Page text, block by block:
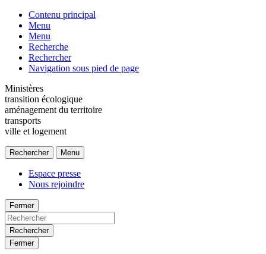
Contenu principal
Menu
Menu
Recherche
Rechercher
Navigation sous pied de page
Ministères
transition écologique
aménagement du territoire
transports
ville et logement
Rechercher Menu
Espace presse
Nous rejoindre
Fermer
Rechercher
Fermer